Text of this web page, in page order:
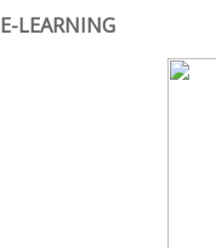
E-LEARNING